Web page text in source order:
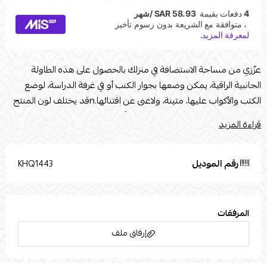
عزّزي من مساحة الاستضافة في منزلك بالحصول على هذه الطاولة
الجانبية الراقية، يمكن وضعها بجوار الكنب أو في غرفة الدراسة، لوضع
الكتب والأكواب عليها، متينة، ولاغنى عن اقتنائها.nقد يختلف لون المنتج
قليلاً بسبب إضاءة الصور الفوتوغرافية أو إعدادات الشاشة الخاصة بك.
تُستخدم صور المنتج المرفقة لأغراض التوضيح والتمثيل فقط. القياسات
قراءة المزيد
رقم الموديل KHQ1443
المرفقات
إرفاق ملف